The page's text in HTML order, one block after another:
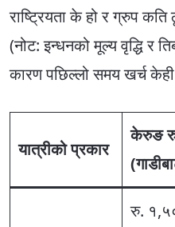
राष्ट्रियता के हो र ग्रुप
(नोट: इन्धनको मूल्य वृद्धि र
कारण पछिल्लो समय खर्च
यात्रीको प्रकार
केरुङ
रु.